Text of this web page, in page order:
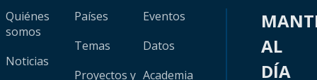
Quiénes
somos
Noticias
Países
Temas
Proyectos y
Eventos
Datos
Academia
AL
DÍA